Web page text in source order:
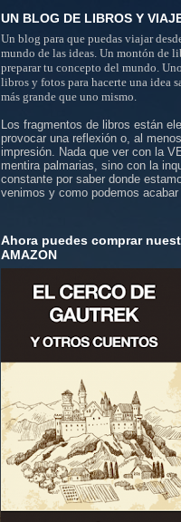
UN BLOG DE LIBROS Y
Un blog para que puedas viajar
mundo de las ideas. Un montón de
preparar tu concepto del mundo.
libros y fotos para hacerte una idea
más grande que uno mismo.
Los fragmentos de libros están
provocar una reflexión o, al
impresión. Nada que ver con la
mentira palmarias, sino con la
constante por saber donde
venimos y como podemos acabar
Ahora puedes comprar
AMAZON